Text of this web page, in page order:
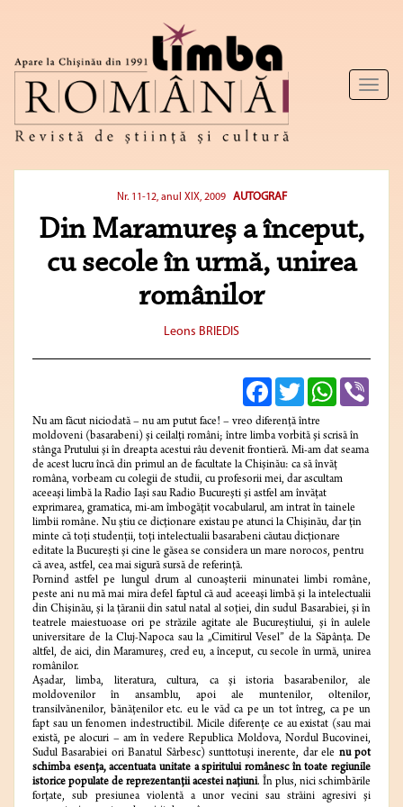
Toggle
Nr. 11-12, anul XIX, 2009 AUTOGRAF
Din Maramureş a început,
cu secole în urmă, unirea
românilor
Leons BRIEDIS
FacebookTwitterWhatsApp
Nu am făcut niciodată – nu am putut face! – vreo diferenţă între
moldoveni (basarabeni) şi ceilalţi români; între limba vorbită şi scrisă în
stânga Prutului şi în dreapta acestui râu devenit frontieră. Mi-am dat seama
de acest lucru încă din primul an de facultate la Chişinău: ca să învăţ
româna, vorbeam cu colegii de studii, cu profesorii mei, dar ascultam
aceeaşi limbă la Radio Iaşi sau Radio Bucureşti şi astfel am învăţat
exprimarea, gramatica, mi-am îmbogăţit vocabularul, am intrat în tainele
limbii române. Nu ştiu ce dicţionare existau pe atunci la Chişinău, dar ţin
minte că toţi studenţii, toţi intelectualii basarabeni căutau dicţionare
editate la Bucureşti şi cine le găsea se considera un mare norocos, pentru
că avea, astfel, cea mai sigură sursă de referinţă.
Pornind astfel pe lungul drum al cunoaşterii minunatei limbi române,
peste ani nu mă mai mira defel faptul că aud aceeaşi limbă şi la intelectualii
din Chişinău, şi la ţăranii din satul natal al soţiei, din sudul Basarabiei, şi în
teatrele maiestuoase ori pe străzile agitate ale Bucureştiului, şi în aulele
universitare de la Cluj-Napoca sau la „Cimitirul Vesel” de la Săpânţa. De
altfel, de aici, din Maramureş, cred eu, a început, cu secole în urmă, unirea
românilor.
Aşadar, limba, literatura, cultura, ca şi istoria basarabenilor, ale
moldovenilor în ansamblu, apoi ale muntenilor, oltenilor,
transilvănenilor, bănăţenilor etc. eu le văd ca pe un tot întreg, ca pe un
fapt sau un fenomen indestructibil. Micile diferenţe ce au existat (sau mai
există, pe alocuri – am în vedere Republica Moldova, Nordul Bucovinei,
Sudul Basarabiei ori Banatul Sârbesc) sunttotuşi inerente, dar ele nu pot
schimba esenţa, accentuata unitate a spiritului românesc în toate regiunile
istorice populate de reprezentanţii acestei naţiuni. În plus, nici schimbările
forţate, sub presiunea violentă a unor vecini sau străini agresivi şi